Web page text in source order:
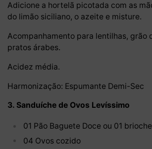
Adicione a hortelã picotada com as
do limão siciliano, o azeite e misture.
Acompanhamento para lentilhas, grão
pratos árabes.
Acidez média.
Harmonização: Espumante Demi-Sec
3. Sanduíche de Ovos Levíssimo
01 Pão Baguete Doce ou 01 brioche
04 Ovos cozido